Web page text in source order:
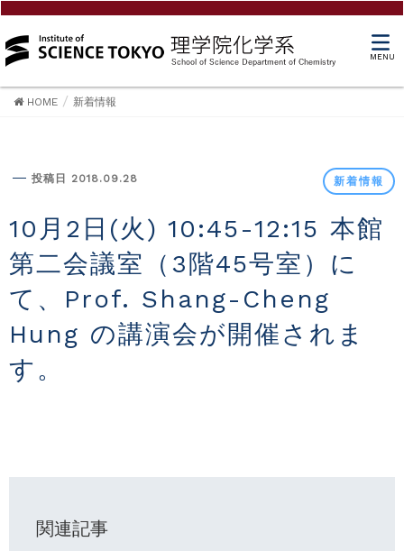
MENU
HOME 新着情報
投稿日 2018.09.28 新着情報
10月2日(火) 10:45-12:15 本館
第二会議室（3階45号室）に
て、Prof. Shang-Cheng
Hung の講演会が開催されま
す。
関連記事